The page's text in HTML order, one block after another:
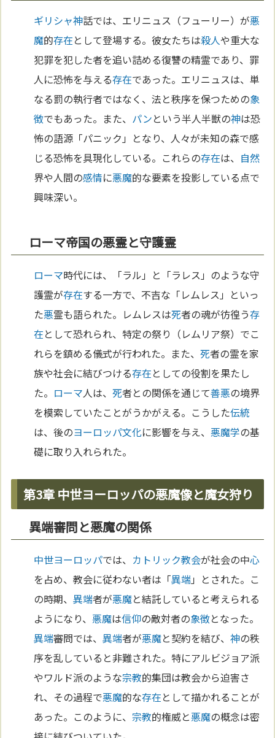
ギリシャ神話では、エリニュス（フューリー）が悪
魔的存在として登場する。彼女たちは殺人や重大な
犯罪を犯した者を追い詰める復讐の精霊であり、罪
人に恐怖を与える存在であった。エリニュスは、単
なる罰の執行者ではなく、法と秩序を保つための象
徴でもあった。また、 パンという半人半獣の神は恐
怖の語源「パニック」となり、人々が未知の森で感
じる恐怖を具現化している。これらの存在は、 自然
界や人間の感情に悪魔的な要素を投影している点で
興味深い。
ローマ帝国の悪霊と守護霊
ローマ時代には、「ラル」と「ラレス」のような守
護霊が存在する一方で、不吉な「レムレス」といっ
た悪霊も語られた。レムレスは死者の魂が彷徨う存
在として恐れられ、特定の祭り（レムリア祭）でこ
れらを鎮める儀式が行われた。また、死者の霊を家
族や社会に結びつける存在としての役割を果たし
た。 ローマ人は、死者との関係を通じて善悪の境界
を模索していたことがうかがえる。こうした伝統
は、後のヨーロッパ文化に影響を与え、悪魔学の基
礎に取り入れられた。
第3章 中世ヨーロッパの悪魔像と魔女狩り
異端審問と悪魔の関係
中世ヨーロッパでは、 カトリック教会が社会の中心
を占め、教会に従わない者は「異端」とされた。こ
の時期、異端者が悪魔と結託していると考えられる
ようになり、悪魔は信仰の敵対者の象徴となった。
異端審問では、異端者が悪魔と契約を結び、神の秩
序を乱していると非難された。特にアルビジョア派
やワルド派のような宗教的集団は教会から迫害さ
れ、その過程で悪魔的な存在として描かれることが
あった。このように、 宗教的権威と悪魔の概念は密